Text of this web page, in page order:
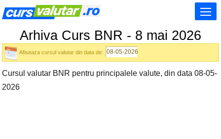
Arhiva Curs BNR - 8 mai 2026
Afiseaza cursul valutar din data de:
Cursul valutar BNR pentru principalele valute, din data 08-05-
2026